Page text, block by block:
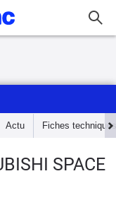
Actu Fiches techniques
SPACE